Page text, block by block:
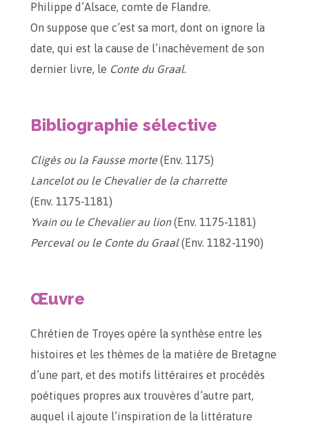
Philippe d’Alsace, comte de Flandre.
On suppose que c’est sa mort, dont on ignore la
date, qui est la cause de l’inachèvement de son
dernier livre, le Conte du Graal.
Bibliographie sélective
Cligès ou la Fausse morte(Env. 1175)
Lancelot ou le Chevalier de la charrette
(Env. 1175-1181)
Yvain ou le Chevalier au lion(Env. 1175-1181)
Perceval ou le Conte du Graal(Env. 1182-1190)
Œuvre
Chrétien de Troyes opère la synthèse entre les
histoires et les thèmes de la matière de Bretagne
d’une part, et des motifs littéraires et procédés
poétiques propres aux trouvères d’autre part,
auquel il ajoute l’inspiration de la littérature